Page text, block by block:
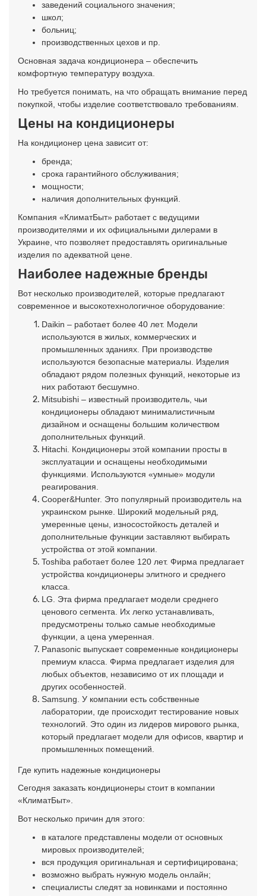
заведений социального значения;
школ;
больниц;
производственных цехов и пр.
Основная задача кондиционера – обеспечить
комфортную температуру воздуха.
Но требуется понимать, на что обращать внимание перед
покупкой, чтобы изделие соответствовало требованиям.
Цены на кондиционеры
На кондиционер цена зависит от:
бренда;
срока гарантийного обслуживания;
мощности;
наличия дополнительных функций.
Компания «КлиматБыт» работает с ведущими
производителями и их официальными дилерами в
Украине, что позволяет предоставлять оригинальные
изделия по адекватной цене.
Наиболее надежные бренды
Вот несколько производителей, которые предлагают
современное и высокотехнологичное оборудование:
Daikin – работает более 40 лет. Модели
используются в жилых, коммерческих и
промышленных зданиях. При производстве
используются безопасные материалы. Изделия
обладают рядом полезных функций, некоторые из
них работают бесшумно.
Mitsubishi – известный производитель, чьи
кондиционеры обладают минималистичным
дизайном и оснащены большим количеством
дополнительных функций.
Hitachi. Кондиционеры этой компании просты в
эксплуатации и оснащены необходимыми
функциями. Используются «умные» модули
реагирования.
Cooper&Hunter. Это популярный производитель на
украинском рынке. Широкий модельный ряд,
умеренные цены, износостойкость деталей и
дополнительные функции заставляют выбирать
устройства от этой компании.
Toshiba работает более 120 лет. Фирма предлагает
устройства кондиционеры элитного и среднего
класса.
LG. Эта фирма предлагает модели среднего
ценового сегмента. Их легко устанавливать,
предусмотрены только самые необходимые
функции, а цена умеренная.
Panasonic выпускает современные кондиционеры
премиум класса. Фирма предлагает изделия для
любых объектов, независимо от их площади и
других особенностей.
Samsung. У компании есть собственные
лаборатории, где происходит тестирование новых
технологий. Это один из лидеров мирового рынка,
который предлагает модели для офисов, квартир и
промышленных помещений.
Где купить надежные кондиционеры
Сегодня заказать кондиционеры стоит в компании
«КлиматБыт».
Вот несколько причин для этого:
в каталоге представлены модели от основных
мировых производителей;
вся продукция оригинальная и сертифицирована;
возможно выбрать нужную модель онлайн;
специалисты следят за новинками и постоянно